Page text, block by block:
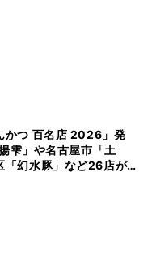
かつ 百名店 2026」発
雫」や名古屋市「土
「幻水豚」など26店が初